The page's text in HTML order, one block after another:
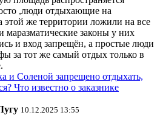
,люди отдыхающие на
этой же территории ложили на все
маразматические законы у них
и вход запрещён, а простые люди
за тот же самый отдых только в
и Соленой запрещено отдыхать,
Что известно о заказнике
10.12.2025 13:55